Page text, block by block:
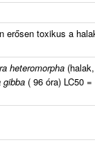
erősen toxikus a
heteromorpha
gibba ( 96 óra) LC50